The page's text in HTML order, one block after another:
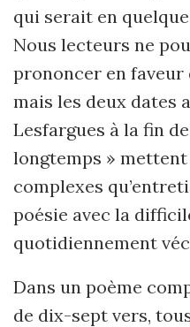
qui serait en
Nous lecteurs ne
prononcer en
mais les deux dates
Lesfargues à la fin
longtemps »
complexes
poésie avec la
quotidiennement
Dans un poème
de dix-sept vers,